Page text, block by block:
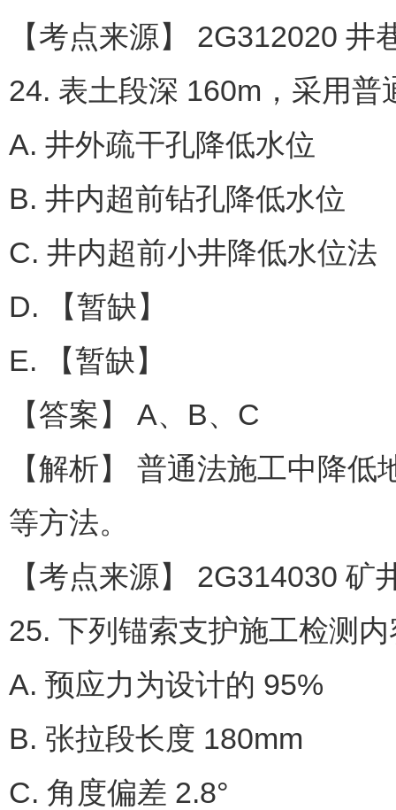
【考点来源】 2G312020
24. 表土段深 160m，采用
A. 井外疏干孔降低水位
B. 井内超前钻孔降低水位
C. 井内超前小井降低水位法
D. 【暂缺】
E. 【暂缺】
【答案】 A、B、C
【解析】 普通法施工中降
等方法。
【考点来源】 2G314030 矿
25. 下列锚索支护施工检测
A. 预应力为设计的 95%
B. 张拉段长度 180mm
C. 角度偏差 2.8°